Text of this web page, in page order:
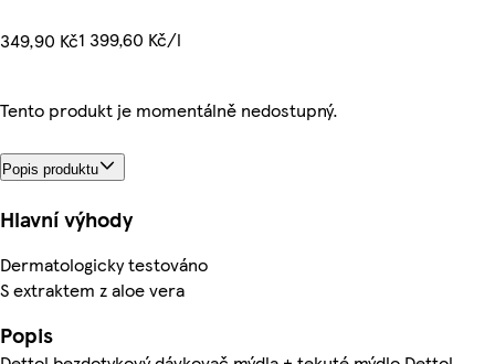
349,90 Kč1 399,60 Kč/l
Tento produkt je momentálně nedostupný.
Popis produktu
Hlavní výhody
Dermatologicky testováno
S extraktem z aloe vera
Popis